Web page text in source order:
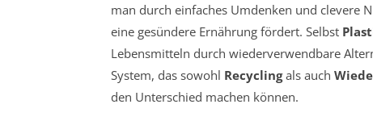
man durch einfaches Umdenken und clevere
eine gesündere Ernährung fördert. Selbst
Lebensmitteln durch wiederverwendbare
System, das sowohl Recyclingals auch
den Unterschied machen können.